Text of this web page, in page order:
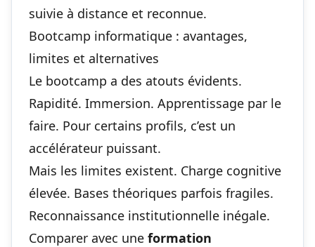
suivie à distance et reconnue.
Bootcamp informatique : avantages,
limites et alternatives
Le bootcamp a des atouts évidents.
Rapidité. Immersion. Apprentissage par le
faire. Pour certains profils, c’est un
accélérateur puissant.
Mais les limites existent. Charge cognitive
élevée. Bases théoriques parfois fragiles.
Reconnaissance institutionnelle inégale.
Comparer avec une formation